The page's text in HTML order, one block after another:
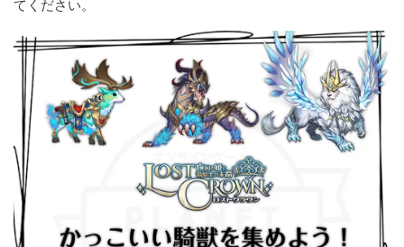
てください。